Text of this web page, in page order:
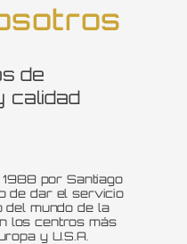
de
calidad
por Santiago
de dar el servicio
del mundo de la
los centros más
y U.S.A.